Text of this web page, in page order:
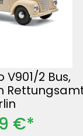
V901/2 Bus,
€*